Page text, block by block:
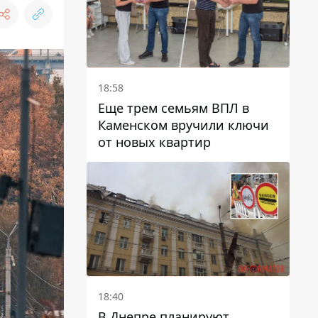
18:58
Еще трем семьям ВПЛ в
Каменском вручили ключи
от новых квартир
18:40